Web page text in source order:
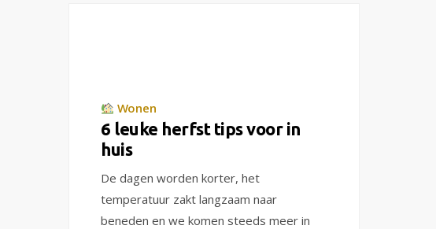
Wonen
6 leuke herfst tips voor in
huis
De dagen worden korter, het
temperatuur zakt langzaam naar
beneden en we komen steeds meer in